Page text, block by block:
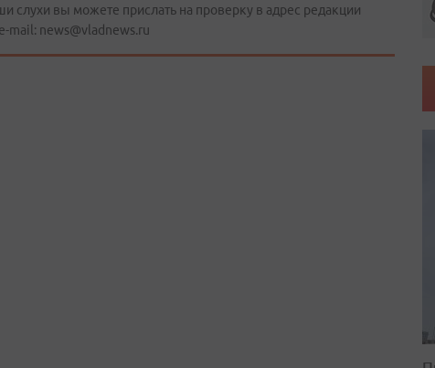
слухи вы можете прислать на проверку в адрес редакции
mail: news@vladnews.ru